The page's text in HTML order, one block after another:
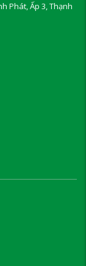
Phát, Ấp 3, Thạnh